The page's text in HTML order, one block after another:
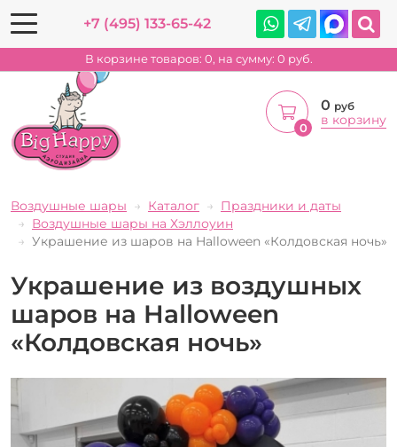
+7 (495) 133-65-42
В корзине товаров: 0, на сумму: 0 руб.
0
0 руб
в корзину
Воздушные шары Каталог
Праздники и даты
Воздушные шары на Хэллоуин
Украшение из шаров на Halloween «Колдовская ночь»
Украшение из воздушных
шаров на Halloween
«Колдовская ночь»